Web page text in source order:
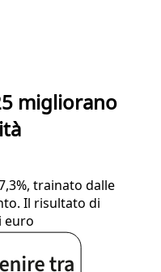
migliorano
trainato dalle
Il risultato di
euro